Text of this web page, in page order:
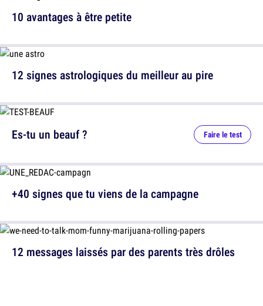
10 avantages à être petite
12 signes astrologiques du meilleur au pire
12 messages laissés par des parents très drôles
Es-tu un beauf ? Faire le test
+40 signes que tu viens de la campagne